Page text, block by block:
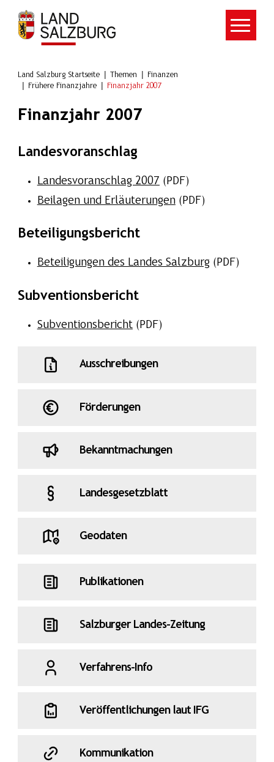
Zum Hauptinhalt springen
Land Salzburg Startseite Themen
Finanzen
Frühere Finanzjahre
Finanzjahr 2007
Finanzjahr 2007
Landesvoranschlag
Landesvoranschlag 2007 (PDF)
Beilagen und Erläuterungen(PDF)
Beteiligungsbericht
Beteiligungen des Landes Salzburg (PDF)
Subventionsbericht
Subventionsbericht(PDF)
Ausschreibungen
Förderungen
Bekanntmachungen
Landesgesetzblatt
Geodaten
Publikationen
Salzburger Landes-Zeitung
Verfahrens-Info
Veröffentlichungen laut IFG
Kommunikation